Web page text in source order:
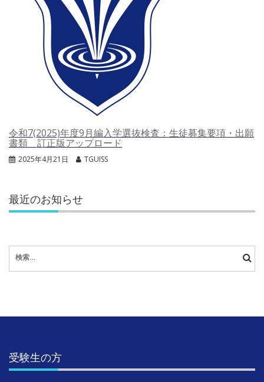
令和7(2025)年度9月編入学選抜検査：生徒募集要項・出願
書類 訂正版アップロード
2025年4月21日 TGUISS
最近のお知らせ
索:
受験生の方